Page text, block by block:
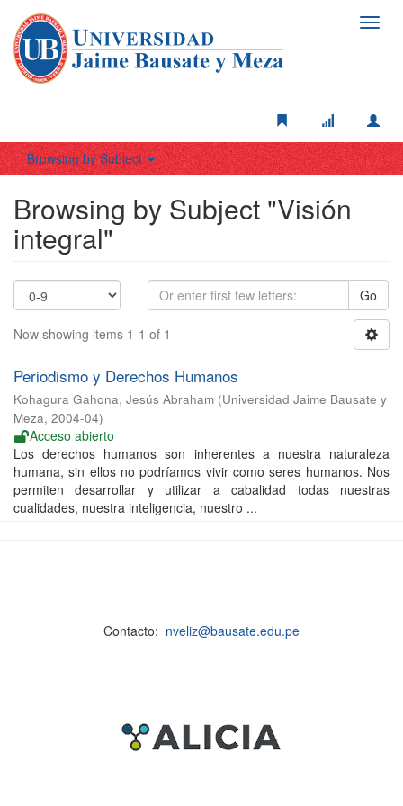
Browsing by Subject
Browsing by Subject "Visión
integral"
Go
Now showing items 1-1 of 1
Periodismo y Derechos Humanos
Kohagura Gahona, Jesús Abraham (Universidad Jaime Bausate y
Meza, 2004-04)
Acceso abierto
Los derechos humanos son inherentes a nuestra naturaleza
humana, sin ellos no podríamos vivir como seres humanos. Nos
permiten desarrollar y utilizar a cabalidad todas nuestras
cualidades, nuestra inteligencia, nuestro ...
Contacto: nveliz@bausate.edu.pe